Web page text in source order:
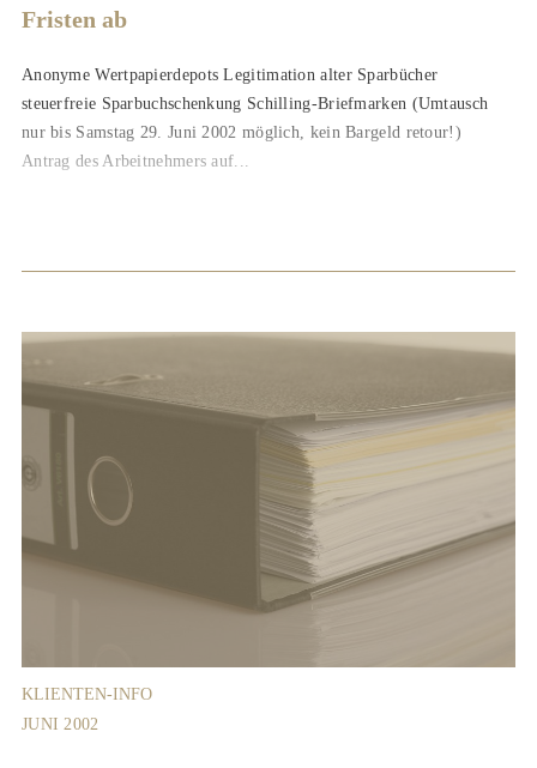
Fristen ab
Anonyme Wertpapierdepots Legitimation alter Sparbücher
steuerfreie Sparbuchschenkung Schilling-Briefmarken (Umtausch
nur bis Samstag 29. Juni 2002 möglich, kein Bargeld retour!)
Antrag des Arbeitnehmers auf...
KLIENTEN-INFO
JUNI 2002